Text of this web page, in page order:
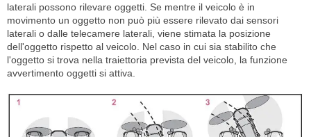
laterali possono rilevare oggetti. Se mentre il veicolo è in
movimento un oggetto non può più essere rilevato dai sensori
laterali o dalle telecamere laterali, viene stimata la posizione
dell'oggetto rispetto al veicolo. Nel caso in cui sia stabilito che
l'oggetto si trova nella traiettoria prevista del veicolo, la funzione
avvertimento oggetti si attiva.